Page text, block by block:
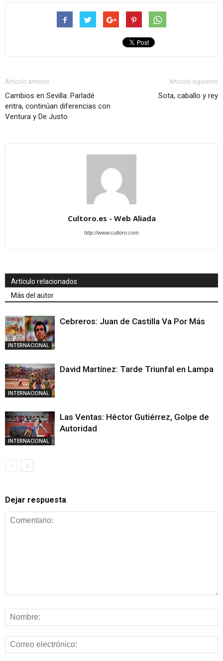
Artículo anterior
Cambios en Sevilla: Parladé
entra, continúan diferencias con
Ventura y De Justo
Artículo siguiente
Sota, caballo y rey
Cultoro.es - Web Aliada
http://www.cultoro.com
Artículo relacionados
Más del autor
INTERNACIONAL
Cebreros: Juan de Castilla Va Por Más
INTERNACIONAL
David Martínez: Tarde Triunfal en Lampa
INTERNACIONAL
Las Ventas: Héctor Gutiérrez, Golpe de
Autoridad
Dejar respuesta